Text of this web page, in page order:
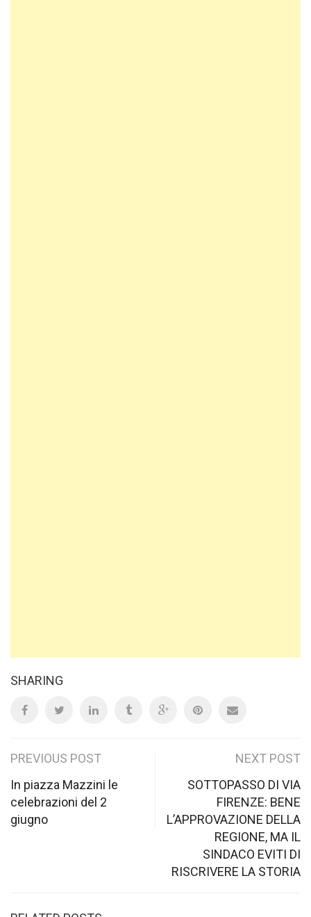
SHARING
Post
navigation
PREVIOUS POST
In piazza Mazzini le
celebrazioni del 2
giugno
NEXT POST
SOTTOPASSO DI VIA
FIRENZE: BENE
L’APPROVAZIONE DELLA
REGIONE, MA IL
SINDACO EVITI DI
RISCRIVERE LA STORIA